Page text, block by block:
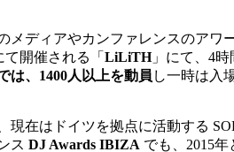
メディアやカンファレンスのアワ
て開催される「 LiLiTH」にて、4時
は、1400人以上を動員 し一時は入
現在はドイツを拠点に活動する
ス DJ Awards IBIZA でも、2015年